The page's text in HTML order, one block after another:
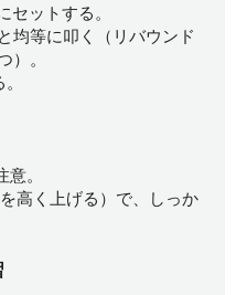
ットする。
均等に叩く（リバウンド
）。
。
高く上げる）で、しっか